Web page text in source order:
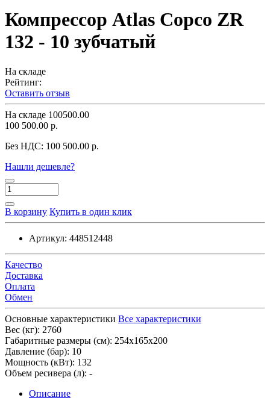
Компрессор Atlas Copco ZR
132 - 10 зубчатый
На складе
Рейтинг:
Оставить отзыв
На складе 100500.00
100 500.00 р.
Без НДС: 100 500.00 р.
Нашли дешевле?
В корзину Купить в один клик
Артикул: 448512448
Качество
Доставка
Оплата
Обмен
Основные характеристики Все характеристики
Вес (кг): 2760
Габаритные размеры (см): 254х165х200
Давление (бар): 10
Мощность (кВт): 132
Объем ресивера (л): -
Описание